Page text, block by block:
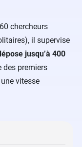
chercheurs
il supervise
jusqu’à 400
des premiers
vitesse